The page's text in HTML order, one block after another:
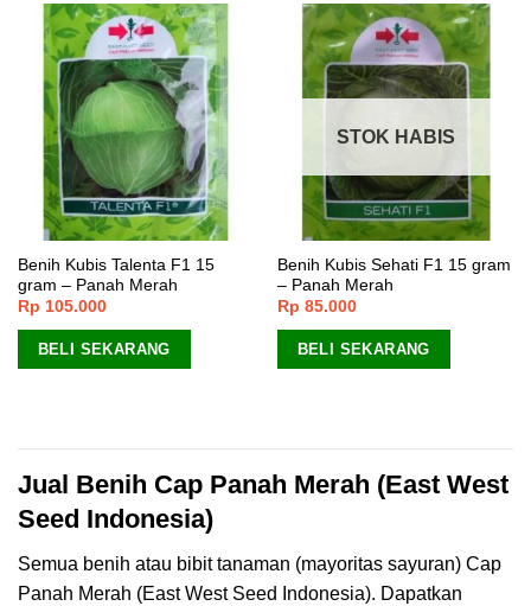
Benih Kubis Talenta F1 15
gram – Panah Merah
Rp 105.000
BELI SEKARANG
STOK HABIS
Benih Kubis Sehati F1 15 gram
– Panah Merah
Rp 85.000
BELI SEKARANG
Jual Benih Cap Panah Merah (East West
Seed Indonesia)
Semua benih atau bibit tanaman (mayoritas sayuran) Cap
Panah Merah (East West Seed Indonesia). Dapatkan